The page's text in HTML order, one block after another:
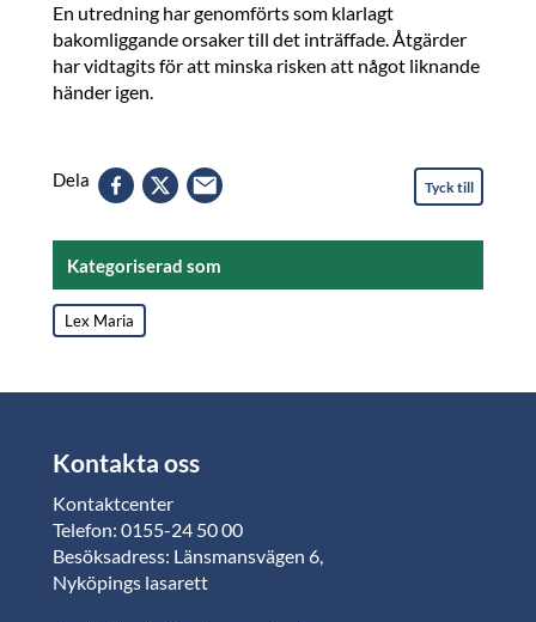
En utredning har genomförts som klarlagt
bakomliggande orsaker till det inträffade. Åtgärder
har vidtagits för att minska risken att något liknande
händer igen.
Dela Tyck till
Kategoriserad som
Lex Maria
Kontakta oss
Kontaktcenter
Telefon: 0155-24 50 00
Besöksadress: Länsmansvägen 6,
Nyköpings lasarett